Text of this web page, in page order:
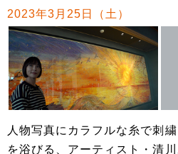
2023年3月25日（土）
人物写真にカラフルな糸で刺
を浴びる、アーティスト・清川